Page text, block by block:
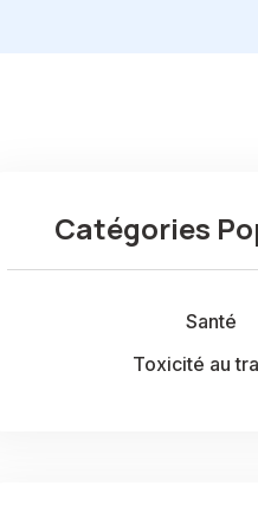
Catégories
Santé
Toxicité au